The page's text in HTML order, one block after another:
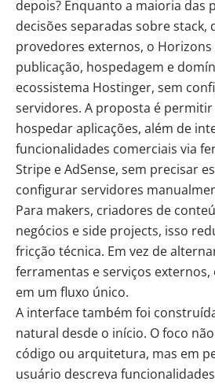
depois? Enquanto a maioria das
decisões separadas sobre stack,
provedores externos, o
publicação, hospedagem e
ecossistema Hostinger, sem
servidores. A proposta é
hospedar aplicações, além de
funcionalidades comerciais via
Stripe e AdSense, sem precisar
configurar servidores
Para makers, criadores de
negócios e side projects, isso
fricção técnica. Em vez de
ferramentas e serviços
em um fluxo único.
A interface também foi
natural desde o início. O foco
código ou arquitetura, mas em
usuário descreva